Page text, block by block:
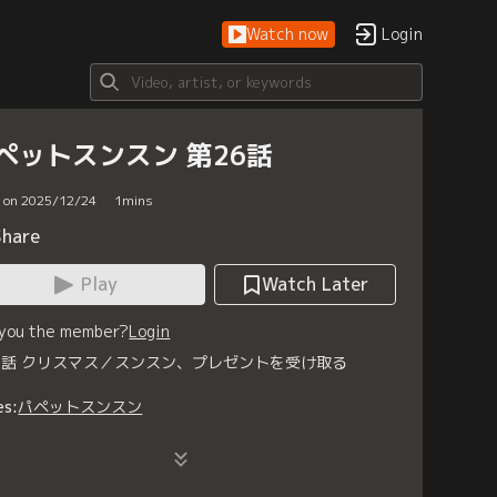
Watch now Login
ットスンスン 第26話
on 2025/12/24 1mins
Play
Watch Later
the member?Login
クリスマス／スンスン、プレゼントを受け取る
パペットスンスン